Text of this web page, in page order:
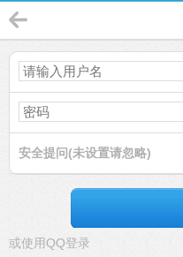
安全提问(未设置请忽略)
或使用QQ登录